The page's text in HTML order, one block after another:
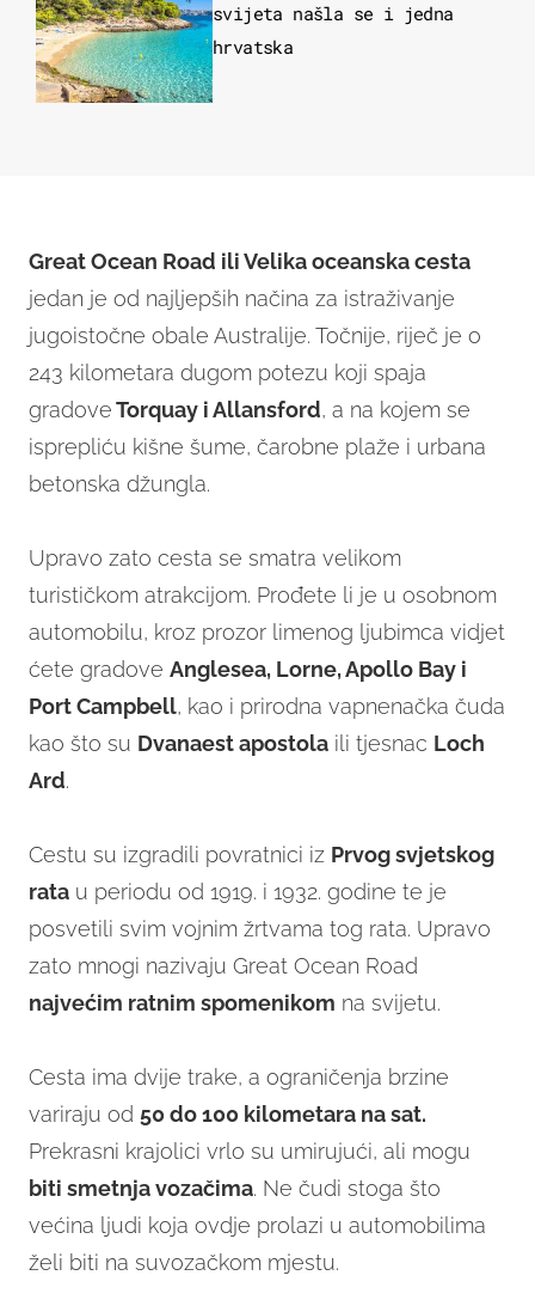
svijeta našla se i jedna
hrvatska
Great Ocean Road ili Velika oceanska cesta
jedan je od najljepših načina za istraživanje
jugoistočne obale Australije. Točnije, riječ je o
243 kilometara dugom potezu koji spaja
gradoveTorquay i Allansford, a na kojem se
isprepliću kišne šume, čarobne plaže i urbana
betonska džungla.
Upravo zato cesta se smatra velikom
turističkom atrakcijom. Prođete li je u osobnom
automobilu, kroz prozor limenog ljubimca vidjet
ćete gradove Anglesea, Lorne, Apollo Bay i
Port Campbell, kao i prirodna vapnenačka čuda
kao što su Dvanaestapostola ili tjesnac Loch
Ard.
Cestu su izgradili povratnici iz Prvog svjetskog
rata u periodu od 1919. i 1932. godine te je
posvetili svim vojnim žrtvama tog rata. Upravo
zato mnogi nazivaju Great Ocean Road
najvećim ratnim spomenikom na svijetu.
Cesta ima dvije trake, a ograničenja brzine
variraju od 50 do 100 kilometara na sat.
Prekrasni krajolici vrlo su umirujući, ali mogu
biti smetnja vozačima. Ne čudi stoga što
većina ljudi koja ovdje prolazi u automobilima
želi biti na suvozačkom mjestu.